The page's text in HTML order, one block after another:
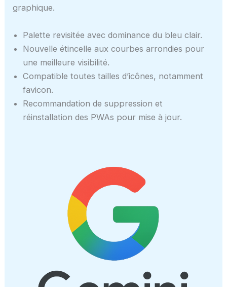
graphique.
Palette revisitée avec dominance du bleu clair.
Nouvelle étincelle aux courbes arrondies pour
une meilleure visibilité.
Compatible toutes tailles d’icônes, notamment
favicon.
Recommandation de suppression et
réinstallation des PWAs pour mise à jour.